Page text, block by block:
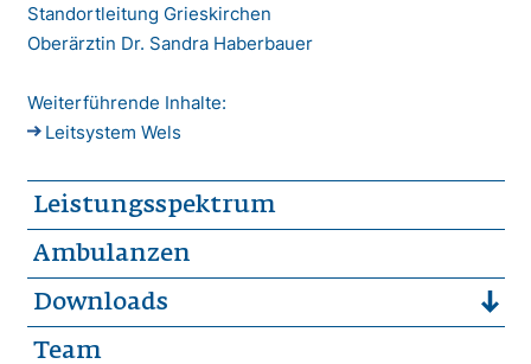
Standortleitung Grieskirchen
Oberärztin Dr. Sandra Haberbauer
Weiterführende Inhalte:
Leitsystem Wels
Leistungsspektrum
Ambulanzen
Downloads
Team